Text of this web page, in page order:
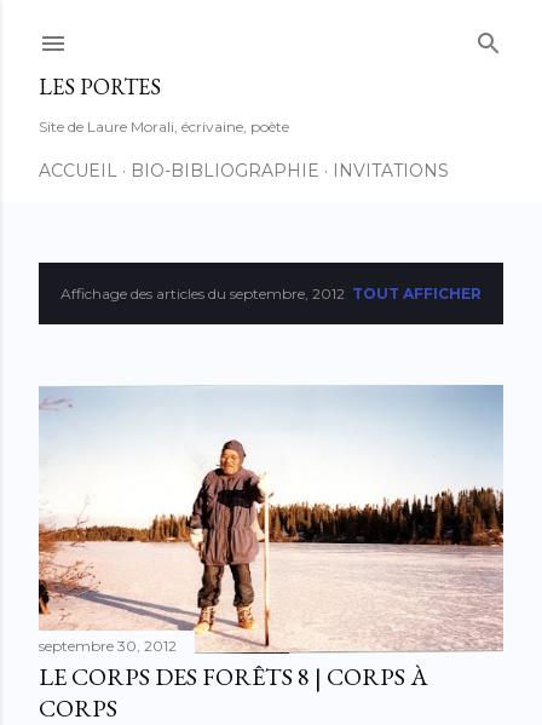
LES PORTES
Site de Laure Morali, écrivaine, poète
ACCUEIL BIO-BIBLIOGRAPHIE INVITATIONS
A
t
i
c
l
e
s
Affichage des articles du septembre, 2012 TOUT AFFICHER
septembre 30, 2012
LE CORPS DES FORÊTS 8 | CORPS À
CORPS